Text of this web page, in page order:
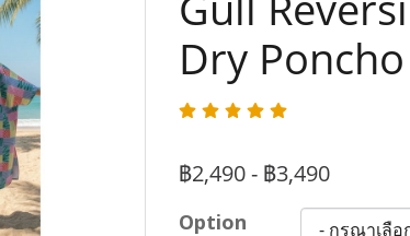
Dry
฿2,490 - ฿3,490
Option